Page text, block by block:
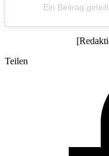
Ein Beitrag
Teilen